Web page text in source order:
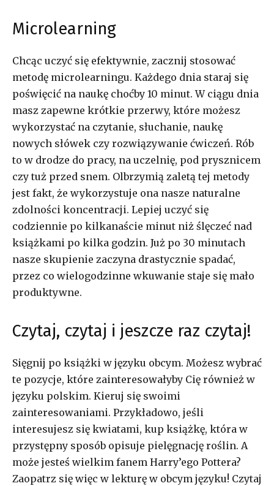
Microlearning
Chcąc uczyć się efektywnie, zacznij stosować
metodę microlearningu. Każdego dnia staraj się
poświęcić na naukę choćby 10 minut. W ciągu dnia
masz zapewne krótkie przerwy, które możesz
wykorzystać na czytanie, słuchanie, naukę
nowych słówek czy rozwiązywanie ćwiczeń. Rób
to w drodze do pracy, na uczelnię, pod prysznicem
czy tuż przed snem. Olbrzymią zaletą tej metody
jest fakt, że wykorzystuje ona nasze naturalne
zdolności koncentracji. Lepiej uczyć się
codziennie po kilkanaście minut niż ślęczeć nad
książkami po kilka godzin. Już po 30 minutach
nasze skupienie zaczyna drastycznie spadać,
przez co wielogodzinne wkuwanie staje się mało
produktywne.
Czytaj, czytaj i jeszcze raz czytaj!
Sięgnij po książki w języku obcym. Możesz wybrać
te pozycje, które zainteresowałyby Cię również w
języku polskim. Kieruj się swoimi
zainteresowaniami. Przykładowo, jeśli
interesujesz się kwiatami, kup książkę, która w
przystępny sposób opisuje pielęgnację roślin. A
może jesteś wielkim fanem Harry’ego Pottera?
Zaopatrz się więc w lekturę w obcym języku! Czytaj